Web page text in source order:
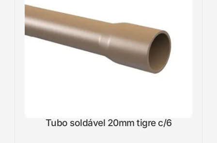
Tubo soldável 20mm tigre c/6